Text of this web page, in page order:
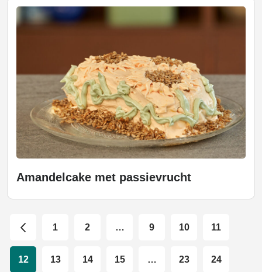
Amandelcake met passievrucht
1 2 … 9 10 11
12 13 14 15 … 23 24